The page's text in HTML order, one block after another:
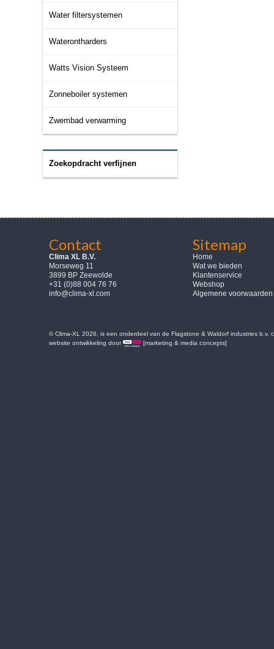
Water filtersystemen
Waterontharders
Watts Vision Systeem
Zonneboiler systemen
Zwembad verwarming
Zoekopdracht verfijnen
Contact
Clima XL B.V.
Morseweg 11
3899 BP Zeewolde
+31 (0)88 004 76 76
info@clima-xl.com
Sitemap
Home
Wat we bieden
Klantenservice
Webshop
Algemene voorwaarden
© Clima-XL 2026, is een onderdeel van de Flagstone & Waldorf industries b.v.
website ontwikkeling door
[marketing & media concepts]